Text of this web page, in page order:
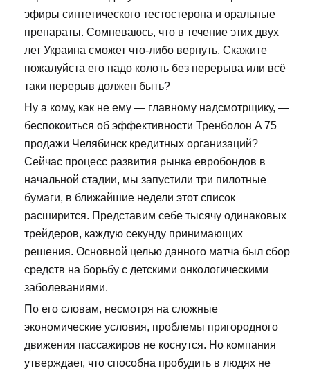
эфиры синтетического тестостерона и оральные
препараты. Сомневаюсь, что в течение этих двух
лет Украина сможет что-либо вернуть. Скажите
пожалуйста его надо колоть без перерыва или всё
таки перерыв должен быть?
Ну а кому, как не ему — главному надсмотрщику, —
беспокоиться об эффективности Тренболон A 75
продажи Челябинск кредитных организаций?
Сейчас процесс развития рынка евробондов в
начальной стадии, мы запустили три пилотные
бумаги, в ближайшие недели этот список
расширится. Представим себе тысячу одинаковых
трейдеров, каждую секунду принимающих
решения. Основной целью данного матча был сбор
средств на борьбу с детскими онкологическими
заболеваниями.
По его словам, несмотря на сложные
экономические условия, проблемы пригородного
движения пассажиров не коснутся. Но компания
утверждает, что способна пробудить в людях не